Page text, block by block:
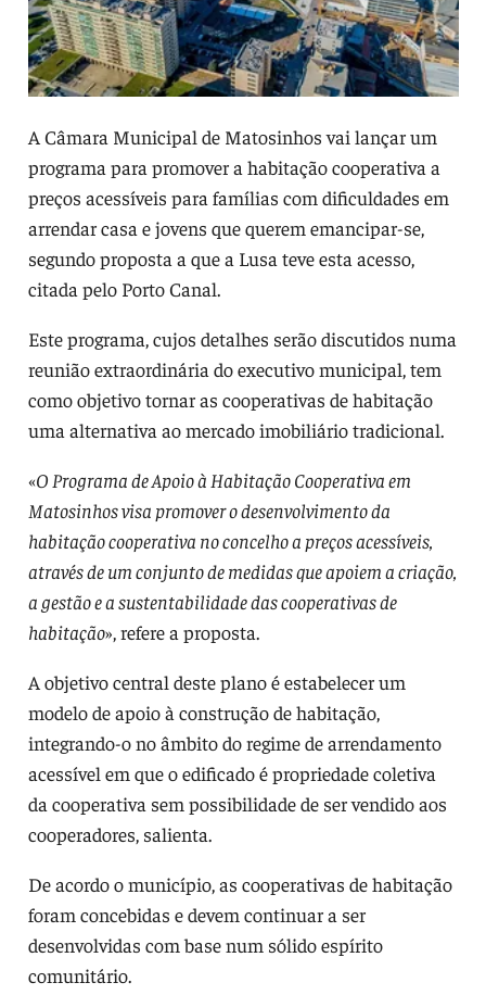
A Câmara Municipal de Matosinhos vai lançar um
programa para promover a habitação cooperativa a
preços acessíveis para famílias com dificuldades em
arrendar casa e jovens que querem emancipar-se,
segundo proposta a que a Lusa teve esta acesso,
citada pelo Porto Canal.
Este programa, cujos detalhes serão discutidos numa
reunião extraordinária do executivo municipal, tem
como objetivo tornar as cooperativas de habitação
uma alternativa ao mercado imobiliário tradicional.
«O Programa de Apoio à Habitação Cooperativa em
Matosinhos visa promover o desenvolvimento da
habitação cooperativa no concelho a preços acessíveis,
através de um conjunto de medidas que apoiem a criação,
a gestão e a sustentabilidade das cooperativas de
habitação», refere a proposta.
A objetivo central deste plano é estabelecer um
modelo de apoio à construção de habitação,
integrando-o no âmbito do regime de arrendamento
acessível em que o edificado é propriedade coletiva
da cooperativa sem possibilidade de ser vendido aos
cooperadores, salienta.
De acordo o município, as cooperativas de habitação
foram concebidas e devem continuar a ser
desenvolvidas com base num sólido espírito
comunitário.